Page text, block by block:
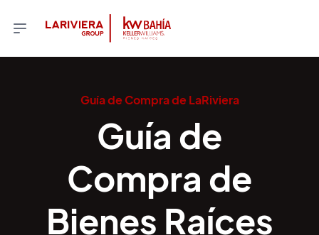
Guía de Compra de LaRiviera
Guía de
Compra de
Bienes Raíces